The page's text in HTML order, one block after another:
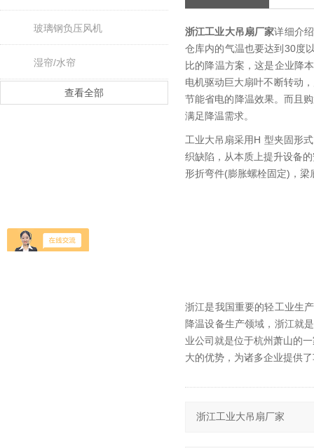
玻璃钢负压风机
湿帘/水帘
查看全部
浙江工业大吊扇厂家详细介
仓库内的气温也要达到30度
比的降温方案，这是企业降
电机驱动巨大扇叶不断转动
节能省电的降温效果。而且
满足降温需求。
工业大吊扇采用H 型夹固形
织缺陷，从本质上提升设备
形折弯件(膨胀螺栓固定)，
浙江是我国重要的轻工业生
降温设备生产领域，浙江就
业公司就是位于杭州萧山的
大的优势，为诸多企业提供